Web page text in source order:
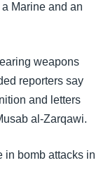
Marine and an
weapons
reporters say
and letters
al-Zarqawi.
in bomb attacks in